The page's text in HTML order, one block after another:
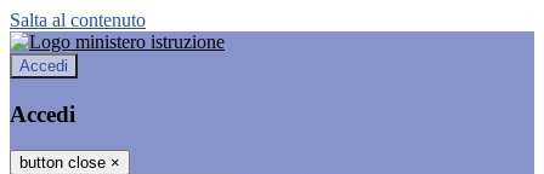
Salta al contenuto
Accedi
Accedi
button close ×